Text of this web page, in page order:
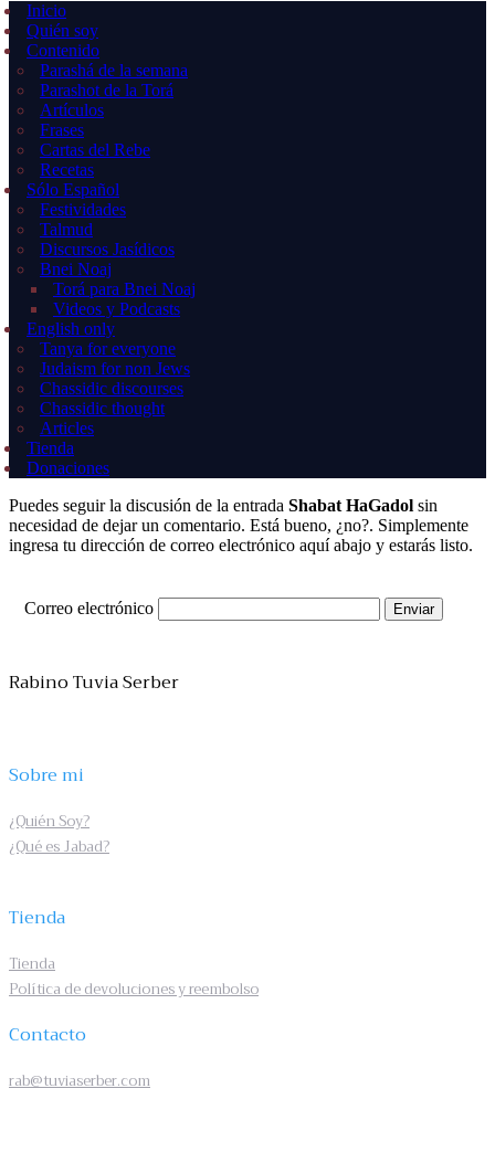
Inicio
Quién soy
Contenido
Parashá de la semana
Parashot de la Torá
Artículos
Frases
Cartas del Rebe
Recetas
Sólo Español
Festividades
Talmud
Discursos Jasídicos
Bnei Noaj
Torá para Bnei Noaj
Videos y Podcasts
English only
Tanya for everyone
Judaism for non Jews
Chassidic discourses
Chassidic thought
Articles
Tienda
Donaciones
Puedes seguir la discusión de la entrada Shabat HaGadol sin
necesidad de dejar un comentario. Está bueno, ¿no?. Simplemente
ingresa tu dirección de correo electrónico aquí abajo y estarás listo.
Correo electrónico
Rabino Tuvia Serber
Sobre mi
¿Quién Soy?
¿Qué es Jabad?
Tienda
Tienda
Política de devoluciones y reembolso
Contacto
rab@tuviaserber.com